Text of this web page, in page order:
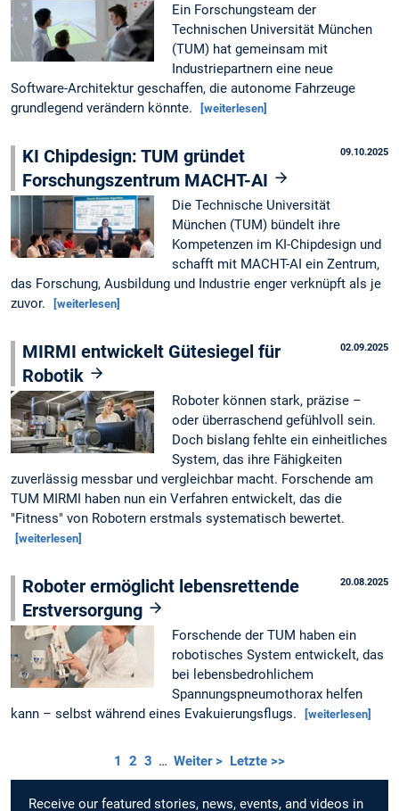
Ein Forschungsteam der
Technischen Universität München
(TUM) hat gemeinsam mit
Industriepartnern eine neue
Software-Architektur geschaffen, die autonome Fahrzeuge
grundlegend verändern könnte.
[weiterlesen]
09.10.2025
KI Chipdesign: TUM gründet
Forschungszentrum MACHT-AI
Die Technische Universität
München (TUM) bündelt ihre
Kompetenzen im KI-Chipdesign und
schafft mit MACHT-AI ein Zentrum,
das Forschung, Ausbildung und Industrie enger verknüpft als je
zuvor.
[weiterlesen]
02.09.2025
MIRMI entwickelt Gütesiegel für
Robotik
Roboter können stark, präzise –
oder überraschend gefühlvoll sein.
Doch bislang fehlte ein einheitliches
System, das ihre Fähigkeiten
zuverlässig messbar und vergleichbar macht. Forschende am
TUM MIRMI haben nun ein Verfahren entwickelt, das die
"Fitness" von Robotern erstmals systematisch bewertet.
[weiterlesen]
20.08.2025
Roboter ermöglicht lebensrettende
Erstversorgung
Forschende der TUM haben ein
robotisches System entwickelt, das
bei lebensbedrohlichem
Spannungspneumothorax helfen
kann – selbst während eines Evakuierungsflugs.
[weiterlesen]
1 2 3 … Weiter > Letzte >>
Receive our featured stories, news, events, and videos in